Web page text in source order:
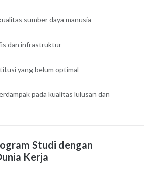
sumber daya manusia
dan infrastruktur
yang belum optimal
pada kualitas lulusan dan
Studi dengan
Kerja